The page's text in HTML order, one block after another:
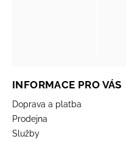
INFORMACE PRO VÁS
Doprava a platba
Prodejna
Služby